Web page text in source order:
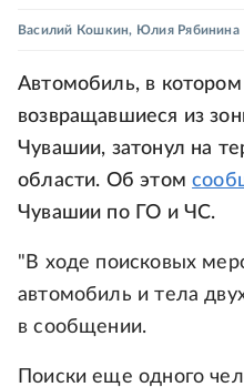
Василий Кошкин, Юлия Рябинина
Автомобиль, в
возвращавшиеся из
Чувашии, затонул на
области. Об этом
Чувашии по ГО и ЧС.
"В ходе поисковых
автомобиль и тела
в сообщении.
Поиски еще одного